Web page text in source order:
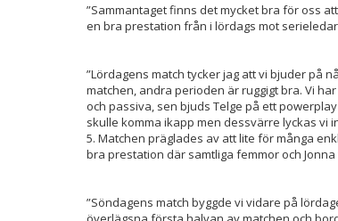
”Sammantaget finns det mycket bra för oss
en bra prestation från i lördags mot
”Lördagens match tycker jag att vi bjuder på
matchen, andra perioden är ruggigt bra. Vi
och passiva, sen bjuds Telge på ett
skulle komma ikapp men dessvärre lyckas vi
5. Matchen präglades av att lite för många
bra prestation där samtliga femmor och
”Söndagens match byggde vi vidare på